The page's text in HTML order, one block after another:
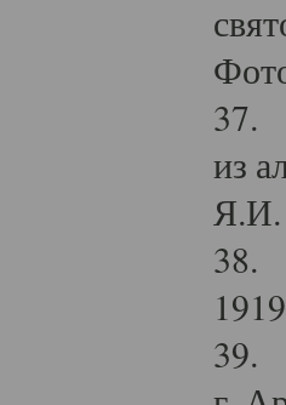
37.
из
Я.И.
38.
39.